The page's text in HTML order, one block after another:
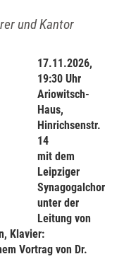
und Kantor
17.11.2026,
19:30 Uhr
Ariowitsch-
Haus,
Hinrichsenstr.
14
mit dem
Leipziger
Synagogalchor
unter der
Leitung von
Klavier:
Vortrag von Dr.